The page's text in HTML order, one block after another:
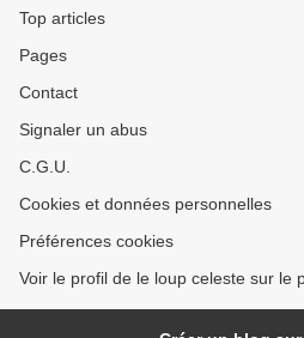
Top articles
Pages
Contact
Signaler un abus
C.G.U.
Cookies et données personnelles
Préférences cookies
Voir le profil de le loup celeste sur le